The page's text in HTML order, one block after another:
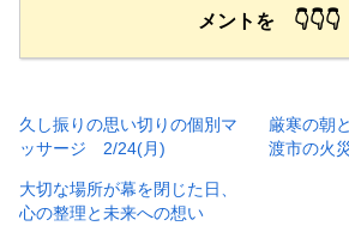
メントを 👇👇👇
久し振りの思い切りの個別マ
ッサージ 2/24(月)
厳寒の朝
渡市の火
大切な場所が幕を閉じた日、
心の整理と未来への想い